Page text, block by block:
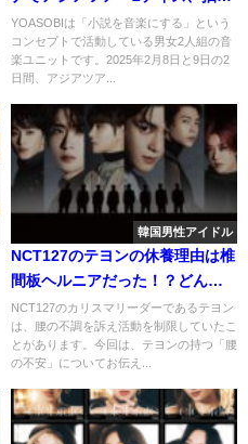
参加60万人！！
YOASOBIは「小説を音楽にする」という
コンセプトで活動している男女2人組の音
楽ユニットです。2025年2月8日と9日の2
日間、アジアツア...
韓国男性アイドル
NCT127のテヨンの休養理由は椎
間板ヘルニアだった！？どんな
病気なのかと症状についても！
NCT127のカリスマリーダーであるテヨン
は、腰の不調を訴え活動を制限していたこ
とがあります。今回は、テヨンの持つ「腰
の不安」についてお伝え...